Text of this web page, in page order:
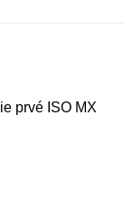
prvé ISO MX